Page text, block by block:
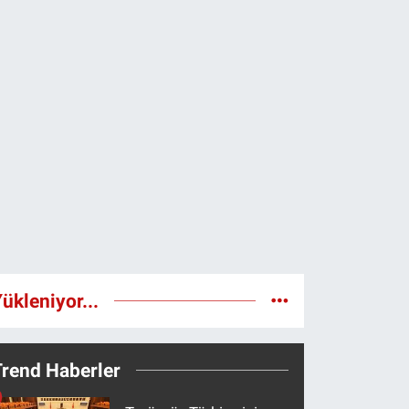
Haberler